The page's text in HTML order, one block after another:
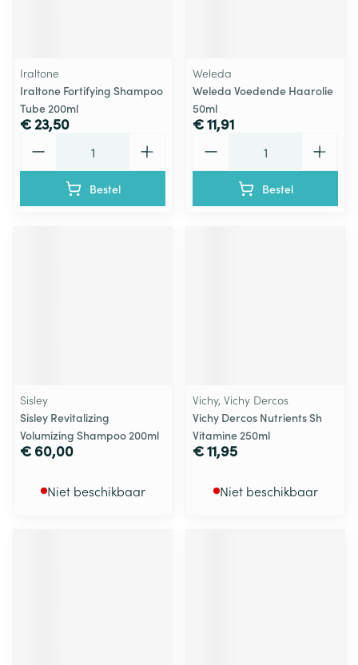
Iraltone
Iraltone Fortifying Shampoo
Tube 200ml
€ 23,50
Bestel
Weleda
Weleda Voedende Haarolie
50ml
€ 11,91
Bestel
Sisley
Sisley Revitalizing
Volumizing Shampoo 200ml
€ 60,00
Niet beschikbaar
Vichy, Vichy Dercos
Vichy Dercos Nutrients Sh
Vitamine 250ml
€ 11,95
Niet beschikbaar